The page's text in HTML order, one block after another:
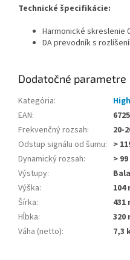
Technické špecifikácie:
Harmonické skreslenie
DA prevodník s
Dodatočné parametre
Kategória:
EAN:
Frekvenčný rozsah:
20-
Odstup signálu od šumu: >
Dynamický rozsah:
>
Výstupy:
Výška:
104
Šírka:
431
Hĺbka:
320
Váha (netto): 7,3